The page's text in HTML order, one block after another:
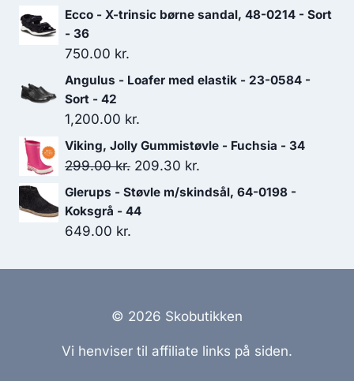
oprindelige
499.00 kr..
aktuelle
349.30 kr..
Ecco - X-trinsic børne sandal, 48-0214 - Sort
- 36
750.00 kr.
Angulus - Loafer med elastik - 23-0584 -
Sort - 42
1,200.00 kr.
Viking, Jolly Gummistøvle - Fuchsia - 34
299.00kr. Den
oprindelige
pris
209.30 kr.
aktuelle
Glerups - Støvle m/skindsål, 64-0198 -
Koksgrå - 44
649.00 kr.
© 2026 Skobutikken
Vi henviser til affiliate links på siden.